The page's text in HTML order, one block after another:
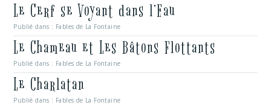
Le Cerf se Voyant dans l’Eau
Publié dans : Fables de La Fontaine
Le Chameau et Les Bâtons Flottants
Publié dans : Fables de La Fontaine
Le Charlatan
Publié dans : Fables de La Fontaine